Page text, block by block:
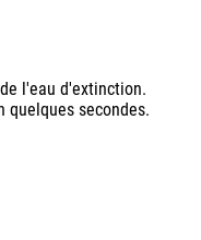
l'eau d'extinction.
quelques secondes.